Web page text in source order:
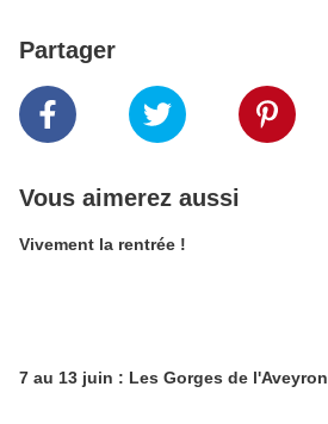
Partager
Vous aimerez aussi
Vivement la rentrée !
7 au 13 juin : Les Gorges de l'Aveyron